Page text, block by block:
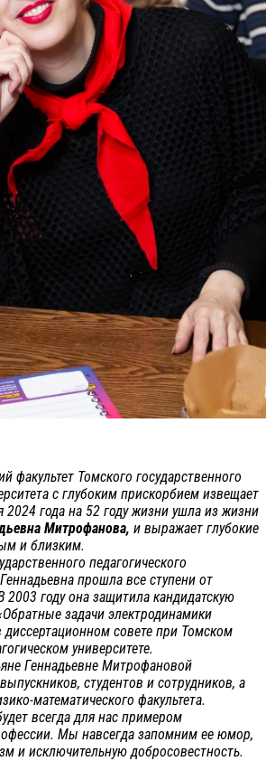
факультет Томского государственного
с глубоким прискорбием извещает
2024 года на 52 году жизни ушла из жизни
Митрофанова, и выражает глубокие
и близким.
педагогического
прошла все ступени от
2003 году она защитила кандидатскую
задачи электродинамики
совете при Томском
университете.
Геннадьевне Митрофановой
студентов и сотрудников, а
математического факультета.
всегда для нас примером
Мы навсегда запомним ее юмор,
и исключительную добросовестность.